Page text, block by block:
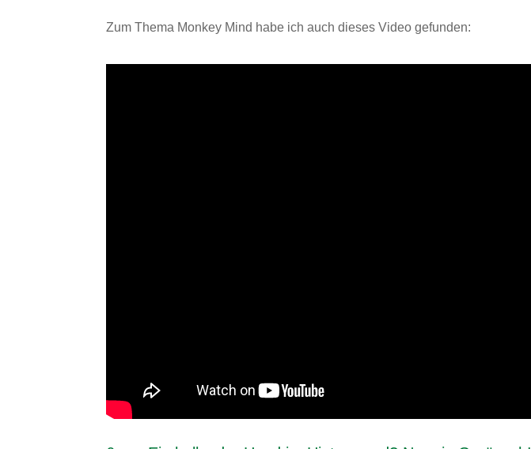
Zum Thema Monkey Mind habe ich auch dieses Video gefunden: